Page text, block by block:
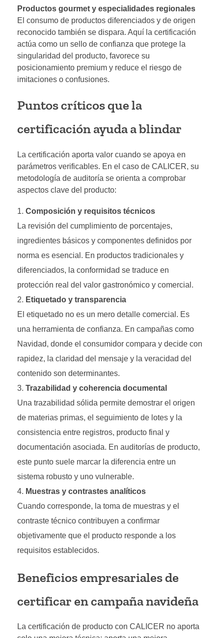
Productos gourmet y especialidades regionales
El consumo de productos diferenciados y de origen
reconocido también se dispara. Aquí la certificación
actúa como un sello de confianza que protege la
singularidad del producto, favorece su
posicionamiento premium y reduce el riesgo de
imitaciones o confusiones.
Puntos críticos que la
certificación ayuda a blindar
La certificación aporta valor cuando se apoya en
parámetros verificables. En el caso de CALICER, su
metodología de auditoría se orienta a comprobar
aspectos clave del producto:
Composición y requisitos técnicos
La revisión del cumplimiento de porcentajes,
ingredientes básicos y componentes definidos por
norma es esencial. En productos tradicionales y
diferenciados, la conformidad se traduce en
protección real del valor gastronómico y comercial.
Etiquetado y transparencia
El etiquetado no es un mero detalle comercial. Es
una herramienta de confianza. En campañas como
Navidad, donde el consumidor compara y decide con
rapidez, la claridad del mensaje y la veracidad del
contenido son determinantes.
Trazabilidad y coherencia documental
Una trazabilidad sólida permite demostrar el origen
de materias primas, el seguimiento de lotes y la
consistencia entre registros, producto final y
documentación asociada. En auditorías de producto,
este punto suele marcar la diferencia entre un
sistema robusto y uno vulnerable.
Muestras y contrastes analíticos
Cuando corresponde, la toma de muestras y el
contraste técnico contribuyen a confirmar
objetivamente que el producto responde a los
requisitos establecidos.
Beneficios empresariales de
certificar en campaña navideña
La certificación de producto con CALICER no aporta